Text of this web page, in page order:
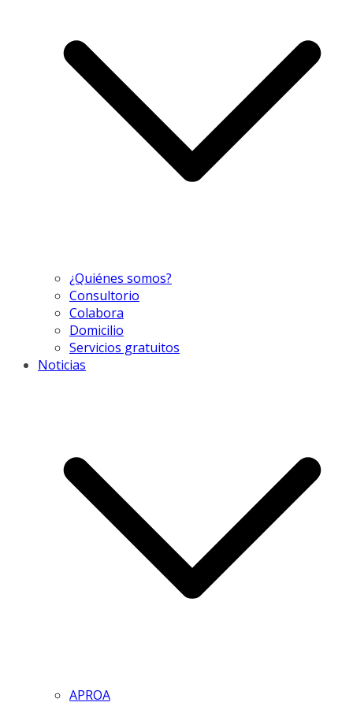
¿Quiénes somos?
Consultorio
Colabora
Domicilio
Servicios gratuitos
Noticias
APROA